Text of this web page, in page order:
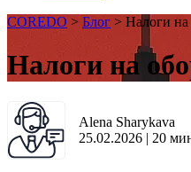
COREDO > Блог > Налоги
Налоги на
Alena Sharykava
25.02.2026 | 20